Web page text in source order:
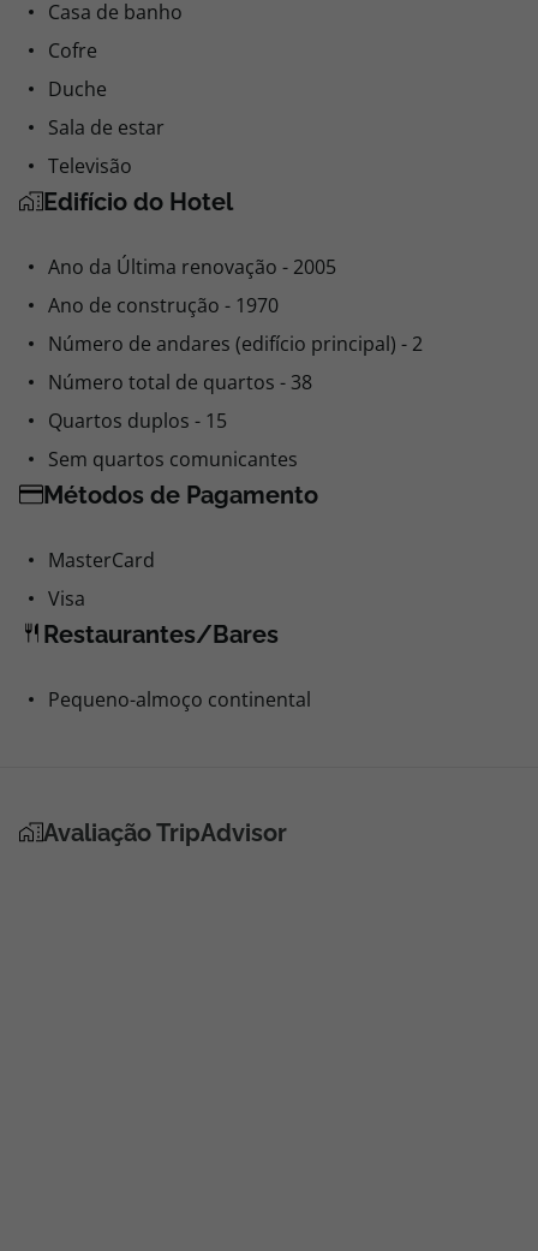
Casa de banho
Cofre
Duche
Sala de estar
Televisão
Edifício do Hotel
Ano da Última renovação - 2005
Ano de construção - 1970
Número de andares (edifício principal) - 2
Número total de quartos - 38
Quartos duplos - 15
Sem quartos comunicantes
Métodos de Pagamento
MasterCard
Visa
Restaurantes/Bares
Pequeno-almoço continental
Avaliação TripAdvisor